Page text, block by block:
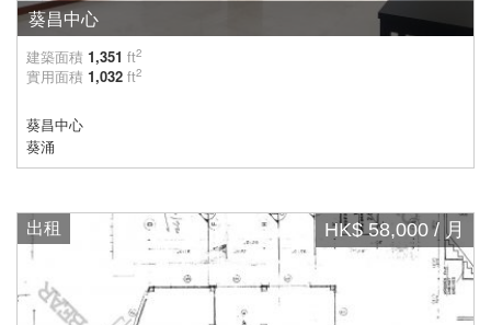
葵昌中心
建築面積 1,351 ft2
實用面積 1,032 ft2
葵昌中心
葵涌
出租 HK$ 58,000 / 月